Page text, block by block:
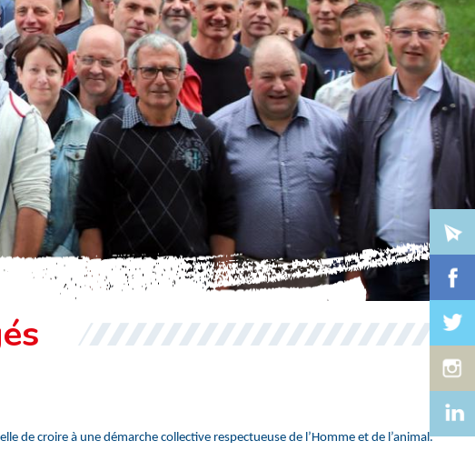
de croire à une démarche collective respectueuse de l’Homme et de l’animal.